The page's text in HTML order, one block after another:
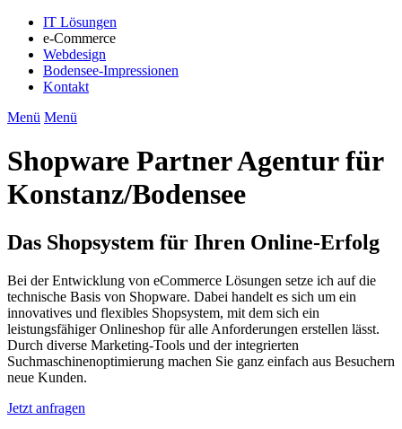
IT Lösungen
e-Commerce
Webdesign
Bodensee-Impressionen
Kontakt
Menü Menü
Shopware Partner Agentur für
Konstanz/Bodensee
Das Shopsystem für Ihren Online-Erfolg
Bei der Entwicklung von eCommerce Lösungen setze ich auf die
technische Basis von Shopware. Dabei handelt es sich um ein
innovatives und flexibles Shopsystem, mit dem sich ein
leistungsfähiger Onlineshop für alle Anforderungen erstellen lässt.
Durch diverse Marketing-Tools und der integrierten
Suchmaschinenoptimierung machen Sie ganz einfach aus Besuchern
neue Kunden.
Jetzt anfragen